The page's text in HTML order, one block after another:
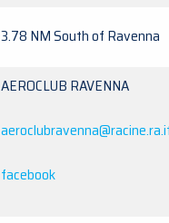
3.78 NM South of Ravenna
AEROCLUB
facebook